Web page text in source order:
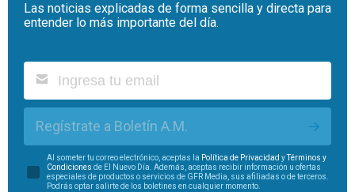
Las noticias explicadas de forma sencilla y directa para
entender lo más importante del día.
Regístrate a Boletín A.M.
Al someter tu correo electrónico, aceptas la Política de Privacidad yTérminos y
Condiciones de El Nuevo Día. Además, aceptas recibir información u ofertas
especiales de productos o servicios de GFR Media, sus afiliadas o de terceros.
Podrás optar salirte de los boletines en cualquier momento.